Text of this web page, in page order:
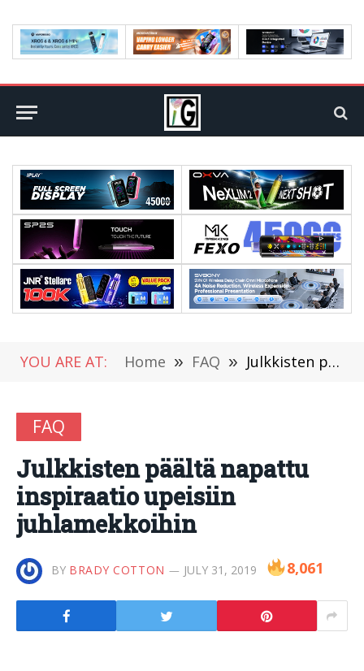
YOU ARE AT: Home » FAQ » Julkkisten päältä napattu inspiraatio upeisiin juhlamekkoihin
FAQ
Julkkisten päältä napattu
inspiraatio upeisiin
juhlamekkoihin
BY BRADY COTTON JULY 31, 2019 8,061